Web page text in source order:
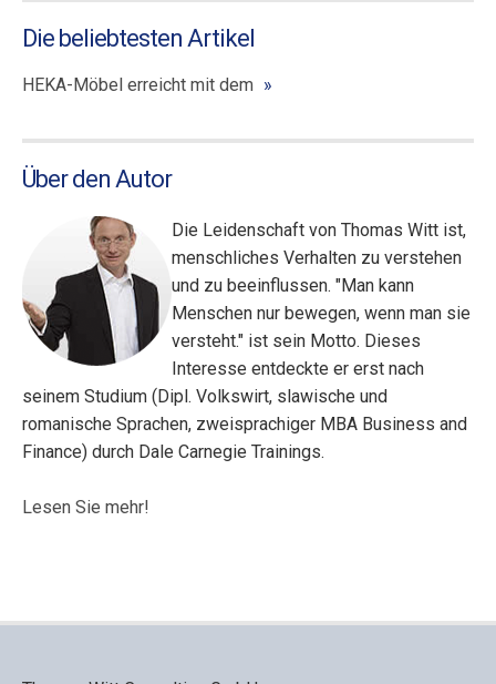
Die beliebtesten Artikel
HEKA-Möbel erreicht mit dem
Über den Autor
Die Leidenschaft von Thomas Witt ist,
menschliches Verhalten zu verstehen
und zu beeinflussen. "Man kann
Menschen nur bewegen, wenn man sie
versteht." ist sein Motto. Dieses
Interesse entdeckte er erst nach
seinem Studium (Dipl. Volkswirt, slawische und
romanische Sprachen, zweisprachiger MBA Business and
Finance) durch Dale Carnegie Trainings.
Lesen Sie mehr!